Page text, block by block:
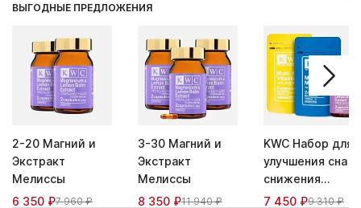
ВЫГОДНЫЕ ПРЕДЛОЖЕНИЯ
2-20 Магний и
Экстракт
Мелиссы
6 350 ₽7 960 ₽
3-30 Магний и
Экстракт
Мелиссы
8 350 ₽11 940 ₽
KWC Набор для
улучшения сна и
снижения
стресса
7 450 ₽9 310 ₽